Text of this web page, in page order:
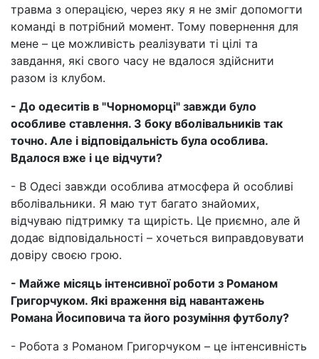
травма з операцією, через яку я не зміг допомогти
команді в потрібний момент. Тому повернення для
мене – це можливість реалізувати ті цілі та
завдання, які свого часу не вдалося здійснити
разом із клубом.
- До одеситів в "Чорноморці" завжди було
особливе ставлення. З боку вболівальників так
точно. Але і відповідальність була особлива.
Вдалося вже і це відчути?
- В Одесі завжди особлива атмосфера й особливі
вболівальники. Я маю тут багато знайомих,
відчуваю підтримку та щирість. Це приємно, але й
додає відповідальності – хочеться виправдовувати
довіру своєю грою.
- Майже місяць інтенсивної роботи з Романом
Григорчуком. Які враження від навантажень
Романа Йосиповича та його розуміння футболу?
- Робота з Романом Григорчуком – це інтенсивність